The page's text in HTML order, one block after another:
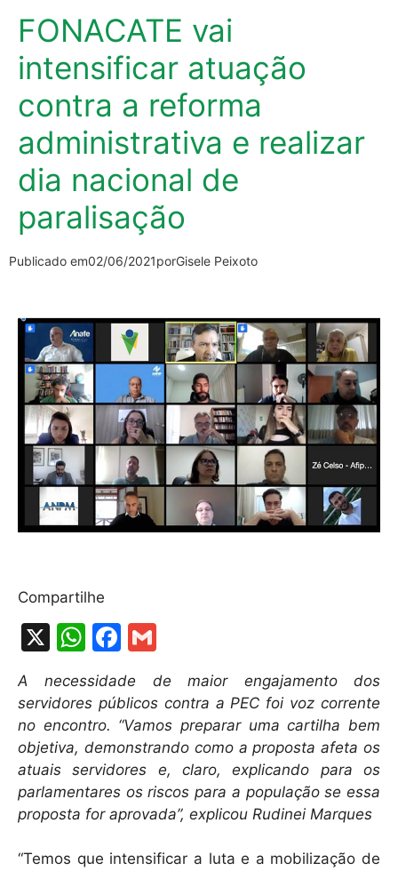
FONACATE vai
intensificar atuação
contra a reforma
administrativa e realizar
dia nacional de
paralisação
Publicado em02/06/2021porGisele Peixoto
Compartilhe
X
W
h
at
s
A
p
p
F
a
c
e
b
o
o
m
ai
l
A necessidade de maior engajamento dos
servidores públicos contra a PEC foi voz corrente
no encontro. “Vamos preparar uma cartilha bem
objetiva, demonstrando como a proposta afeta os
atuais servidores e, claro, explicando para os
parlamentares os riscos para a população se essa
proposta for aprovada”, explicou Rudinei Marques
“Temos que intensificar a luta e a mobilização de